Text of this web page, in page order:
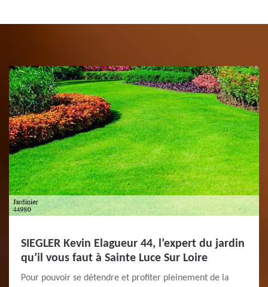
SIEGLER Kevin Elagueur 44, l’expert du jardin
qu’il vous faut à Sainte Luce Sur Loire
Pour pouvoir se détendre et profiter pleinement de la